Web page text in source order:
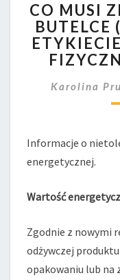
CO MUSI
BUTELCE
Karolina
Informacje o
energetycznej.
Wartość
Zgodnie z nowymi
odżywczej
opakowaniu lub na